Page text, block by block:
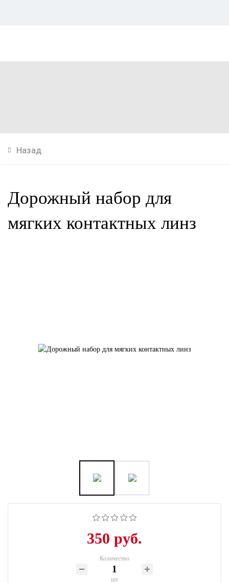
Назад
Дорожный набор для
мягких контактных линз
350 руб.
Количество
шт